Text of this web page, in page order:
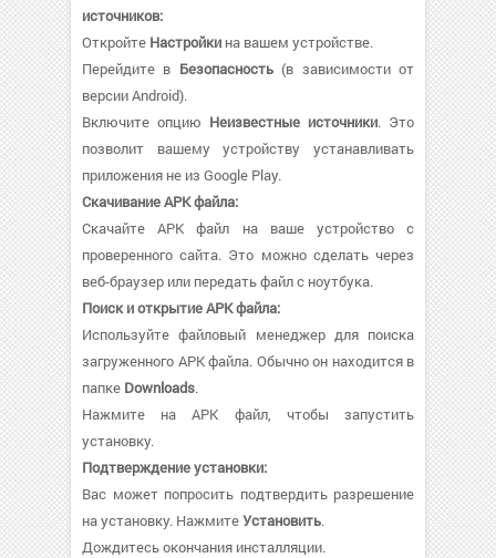
источников:
Откройте Настройки на вашем устройстве.
Перейдите в Безопасность(в зависимости от
версии Android).
Включите опцию Неизвестные источники. Это
позволит вашему устройству устанавливать
приложения не из Google Play.
Скачивание APK файла:
Скачайте APK файл на ваше устройство с
проверенного сайта. Это можно сделать через
веб-браузер или передать файл с ноутбука.
Поиск и открытие APK файла:
Используйте файловый менеджер для поиска
загруженного APK файла. Обычно он находится в
папке Downloads.
Нажмите на APK файл, чтобы запустить
установку.
Подтверждение установки:
Вас может попросить подтвердить разрешение
на установку. НажмитеУстановить.
Дождитесь окончания инсталляции.